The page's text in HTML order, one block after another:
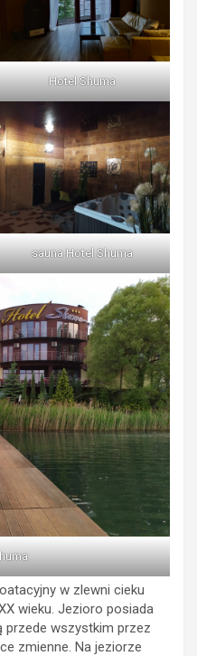
Hotel Shuma
sauna Hotel Shuma
w zlewni cieku
wieku. Jezioro posiada
wszystkim przez
zmienne. Na jeziorze